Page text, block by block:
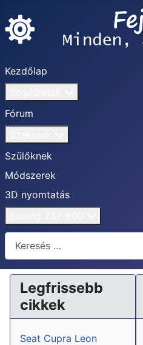
Kezdőlap
Fórum
Szülőknek
Módszerek
3D nyomtatás
Keresés...
Legfrissebb
cikkek
Seat Cupra Leon